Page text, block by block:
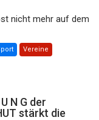
nicht mehr auf dem
Vereine
N G der
stärkt die